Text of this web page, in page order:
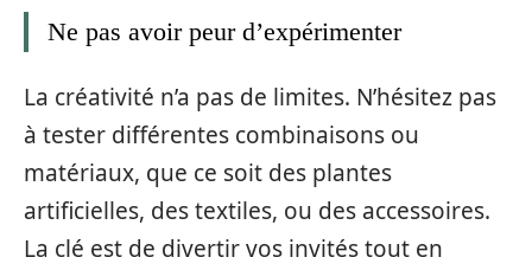
Ne pas avoir peur d’expérimenter
La créativité n’a pas de limites. N’hésitez pas
à tester différentes combinaisons ou
matériaux, que ce soit des plantes
artificielles, des textiles, ou des accessoires.
La clé est de divertir vos invités tout en